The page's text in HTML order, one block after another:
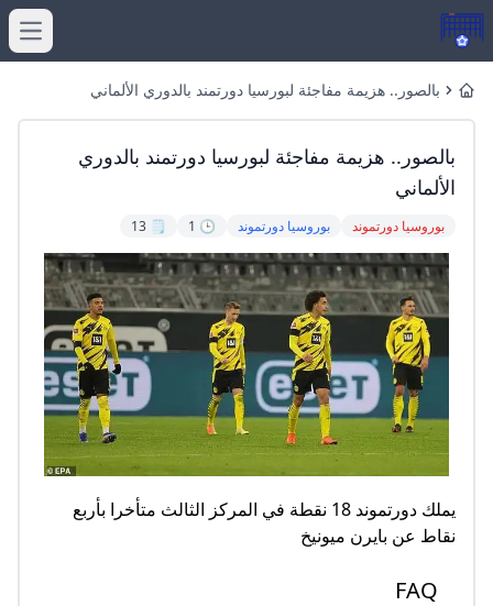
Homeبالصور.. هزيمة مفاجئة لبورسيا دورتمند بالدوري الألماني
بالصور.. هزيمة مفاجئة لبورسيا دورتمند بالدوري
الألماني
بوروسيا دورتموند بوروسيا دورتموند 🕒 1
🗒️ 13
يملك دورتموند 18 نقطة في المركز الثالث متأخرا بأربع
نقاط عن بايرن ميونيخ
FAQ